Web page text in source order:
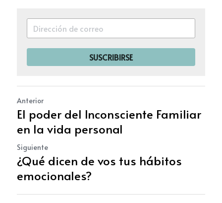
SUSCRIBIRSE
Anterior
El poder del Inconsciente Familiar
en la vida personal
Siguiente
¿Qué dicen de vos tus hábitos
emocionales?